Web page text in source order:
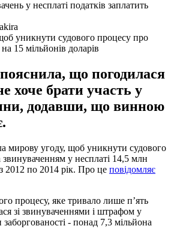
уникнути судового процесу про
15 мільйонів доларів
що погодилася
хоче брати участь у
додавши, що винною
мирову угоду, щоб уникнути судового
звинуваченням у несплаті 14,5 млн
2012 по 2014 рік. Про це повідомляє
процесу, яке тривало лише п’ять
зі звинуваченнями і штрафом у
- понад 7,3 мільйона